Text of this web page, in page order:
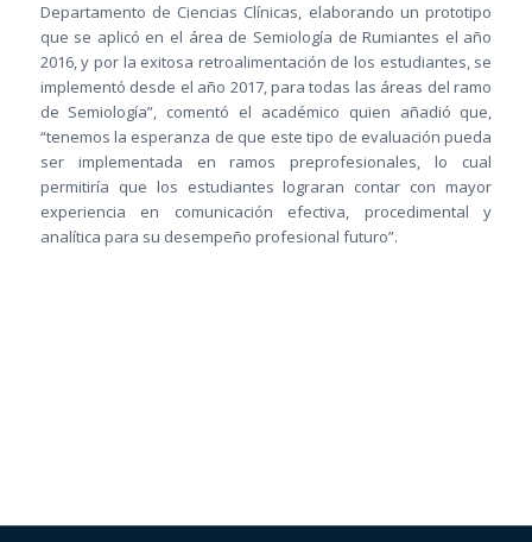
Departamento de Ciencias Clínicas, elaborando un prototipo
que se aplicó en el área de Semiología de Rumiantes el año
2016, y por la exitosa retroalimentación de los estudiantes, se
implementó desde el año 2017, para todas las áreas del ramo
de Semiología”, comentó el académico quien añadió que,
“tenemos la esperanza de que este tipo de evaluación pueda
ser implementada en ramos preprofesionales, lo cual
permitiría que los estudiantes lograran contar con mayor
experiencia en comunicación efectiva, procedimental y
analítica para su desempeño profesional futuro”.